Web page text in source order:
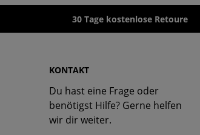
30 Tage kostenlose Retoure
KONTAKT
Du hast eine Frage oder
benötigst Hilfe? Gerne helfen
wir dir weiter.